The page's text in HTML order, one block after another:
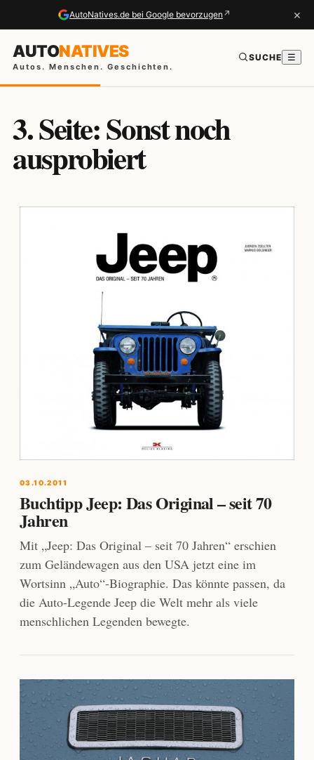
AutoNatives.de bei Google bevorzugen ↗ ×
AUTONATIVES
Autos. Menschen. Geschichten.
SUCHE ☰
3. Seite: Sonst noch
ausprobiert
03.10.2011
Buchtipp Jeep: Das Original – seit 70
Jahren
Mit „Jeep: Das Original – seit 70 Jahren“ erschien
zum Geländewagen aus den USA jetzt eine ­im
Wortsinn „Auto“-Biographie. Das könnte passen, da
die Auto-Legende Jeep die Welt ­mehr als viele
menschlichen Legenden bewegte.